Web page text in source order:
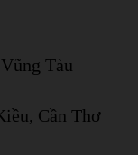
Tàu
Cần Thơ